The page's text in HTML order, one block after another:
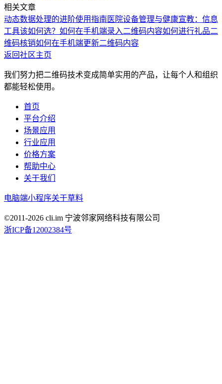
相关文章
动态数据处理的进阶使用指南 医院设备管理与健康宣教：信息
工具该如何选？ 如何在手机端录入二维码内容如何进行礼品二
维码核销如何在手机端更新二维码内容
返回社区主页
我们努力把二维码技术变成简单实用的产品，让每个人和组织
都能轻松使用。
首页
平台介绍
场景应用
行业应用
价格方案
帮助中心
关于我们
电脑端小程序关于草料
©2011-2026 cli.im 宁波邻家网络科技有限公司
浙ICP备12002384号